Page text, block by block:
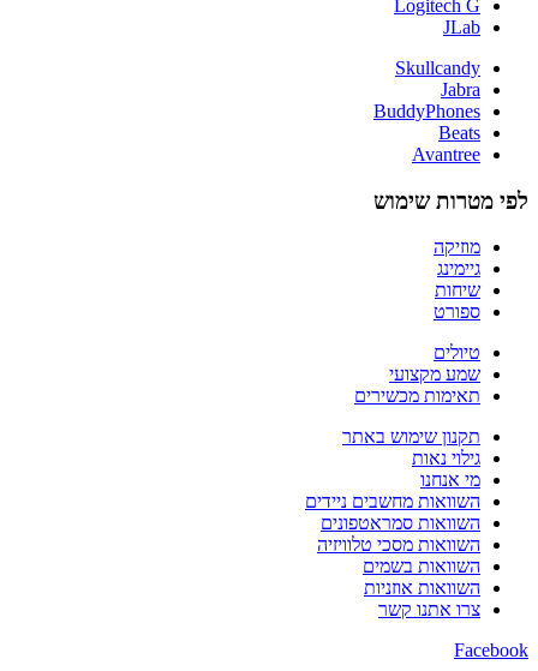
Logitech G
JLab
Skullcandy
Jabra
BuddyPhones
Beats
Avantree
לפי מטרות שימוש
מוזיקה
גיימינג
שיחות
ספורט
טיולים
שמע מקצועי
תאימות מכשירים
תקנון שימוש באתר
גילוי נאות
מי אנחנו
השוואות מחשבים ניידים
השוואות סמראטפונים
השוואות מסכי טלוויזיה
השוואות בשמים
השוואות אוזניות
צרו אתנו קשר
Facebook